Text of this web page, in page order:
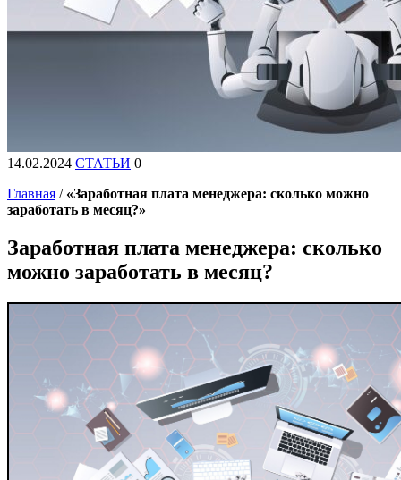
14.02.2024 СТАТЬИ 0
Главная / «Заработная плата менеджера: сколько можно
заработать в месяц?»
Заработная плата менеджера: сколько
можно заработать в месяц?